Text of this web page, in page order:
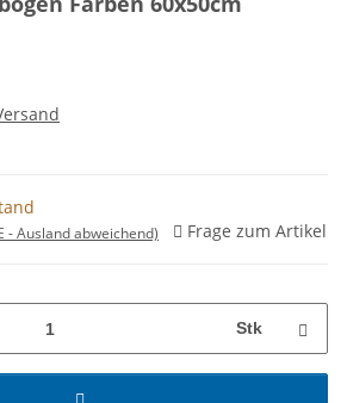
- Ausland abweichend) Frage zum Artikel
Stk